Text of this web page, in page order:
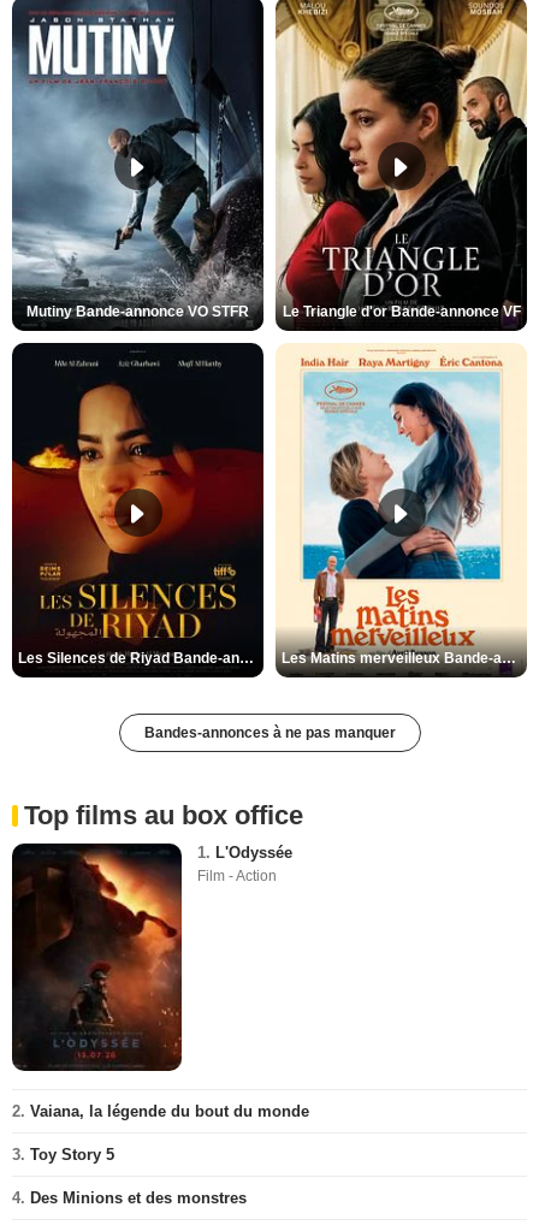
Mutiny Bande-annonce VO STFR Le Triangle d'or Bande-annonce VF
Les Silences de Riyad Bande-annonce VO STFR Les Matins merveilleux Bande-annonce VF
Bandes-annonces à ne pas manquer
Top films au box office
1. L'Odyssée
Film - Action
2. Vaiana, la légende du bout du monde
3. Toy Story 5
4. Des Minions et des monstres